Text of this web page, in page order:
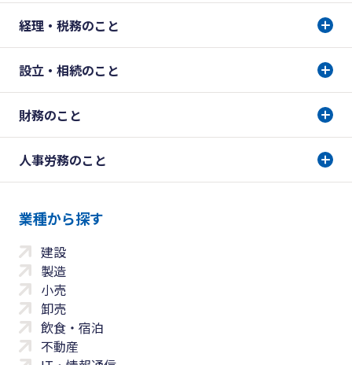
経理・税務のこと
設立・相続のこと
財務のこと
人事労務のこと
業種から探す
建設
製造
小売
卸売
飲食・宿泊
不動産